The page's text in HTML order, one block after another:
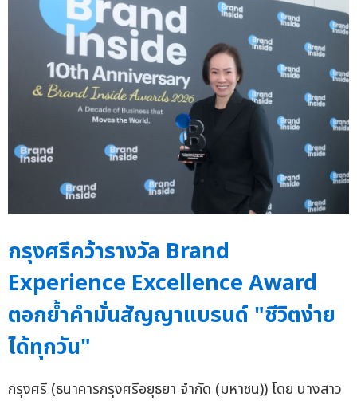
กรุงศรีคว้ารางวัล Brand
Experience Excellence Award
ตอกย้ำคำมั่นสัญญาแบรนด์ "ชีวิตง่าย
ได้ทุกวัน"
กรุงศรี (ธนาคารกรุงศรีอยุธยา จำกัด (มหาชน)) โดย นางสาว